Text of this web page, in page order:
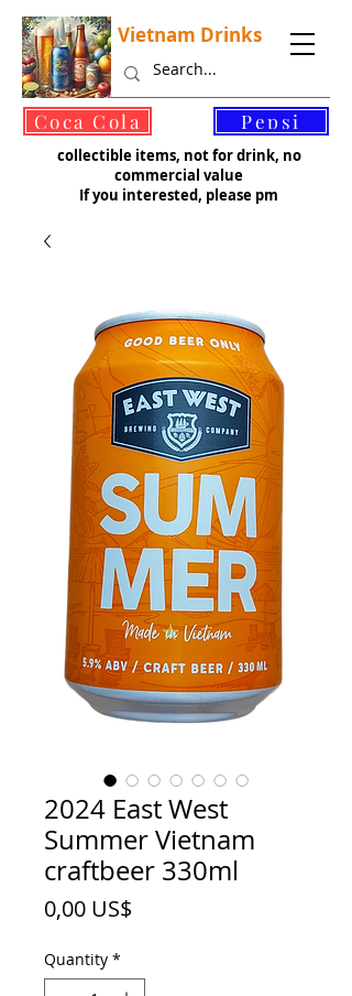
Vietnam Drinks
collectible items, not for drink, no
commercial value
If you interested, please pm
Coca Cola
©
Pepsi
2024 East West
Summer Vietnam
craftbeer 330ml
0,00 US$
Quantity *